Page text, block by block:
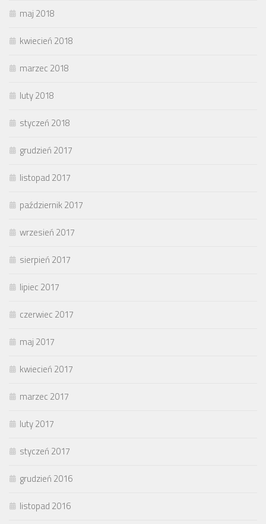
maj 2018
kwiecień 2018
marzec 2018
luty 2018
styczeń 2018
grudzień 2017
listopad 2017
październik 2017
wrzesień 2017
sierpień 2017
lipiec 2017
czerwiec 2017
maj 2017
kwiecień 2017
marzec 2017
luty 2017
styczeń 2017
grudzień 2016
listopad 2016